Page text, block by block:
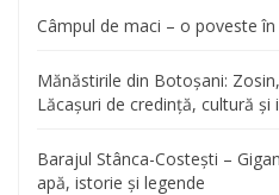
Câmpul de maci – o poveste
Mănăstirile din Botoșani:
Lăcașuri de credință, cultură și
Barajul Stânca-Costești –
apă, istorie și legende